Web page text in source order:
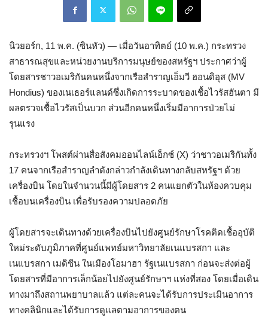
นิวยอร์ก, 11 พ.ค. (ซินหัว) — เมื่อวันอาทิตย์ (10 พ.ค.) กระทรวง
สาธารณสุขและหน่วยงานบริการมนุษย์ของสหรัฐฯ ประกาศว่าผู้
โดยสารชาวอเมริกันคนหนึ่งจากเรือสำราญเอ็มวี ฮอนดิอุส (MV
Hondius) ของเนเธอร์แลนด์ซึ่งเกิดการระบาดของเชื้อไวรัสฮันตา มี
ผลตรวจเชื้อไวรัสเป็นบวก ส่วนอีกคนหนึ่งเริ่มมีอาการป่วยไม่
รุนแรง
กระทรวงฯ โพสต์ผ่านสื่อสังคมออนไลน์เอ็กซ์ (X) ว่าชาวอเมริกันทั้ง
17 คนจากเรือสำราญลำดังกล่าวกำลังเดินทางกลับสหรัฐฯ ด้วย
เครื่องบิน โดยในจำนวนนี้มีผู้โดยสาร 2 คนแยกตัวในห้องควบคุม
เชื้อบนเครื่องบิน เพื่อรับรองความปลอดภัย
ผู้โดยสารจะเดินทางด้วยเครื่องบินไปยังศูนย์รักษาโรคติดเชื้ออุบัติ
ใหม่ระดับภูมิภาคที่ศูนย์แพทย์มหาวิทยาลัยเนแบรสกา และ
เนแบรสกา เมดิซีน ในเมืองโอมาฮา รัฐเนแบรสกา ก่อนจะส่งต่อผู้
โดยสารที่มีอาการเล็กน้อยไปยังศูนย์รักษาฯ แห่งที่สอง โดยเมื่อเดิน
ทางมาถึงสถานพยาบาลแล้ว แต่ละคนจะได้รับการประเมินอาการ
ทางคลินิกและได้รับการดูแลตามอาการของตน